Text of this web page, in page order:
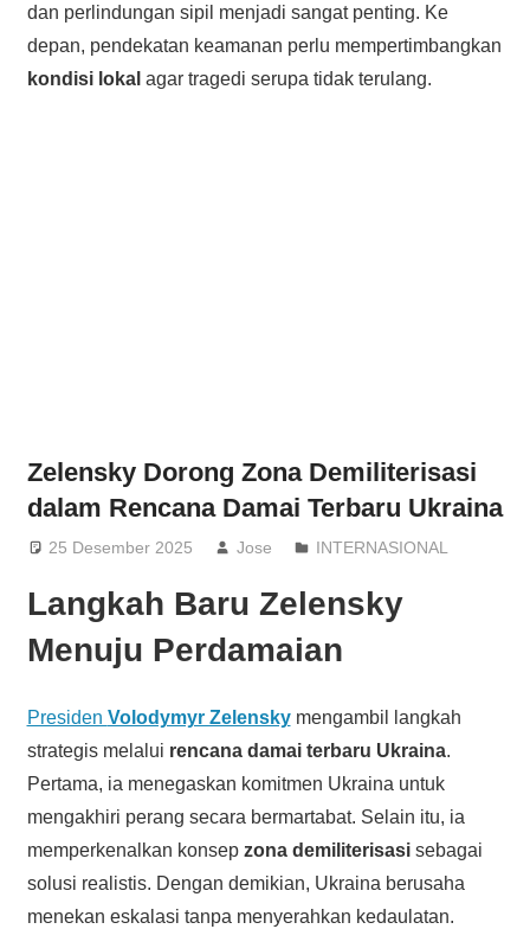
dan perlindungan sipil menjadi sangat penting. Ke
depan, pendekatan keamanan perlu mempertimbangkan
kondisi lokal agar tragedi serupa tidak terulang.
Zelensky Dorong Zona Demiliterisasi
dalam Rencana Damai Terbaru Ukraina
25 Desember 2025 Jose INTERNASIONAL
Langkah Baru Zelensky
Menuju Perdamaian
Presiden Volodymyr Zelenskymengambil langkah
strategis melalui rencana damai terbaru Ukraina.
Pertama, ia menegaskan komitmen Ukraina untuk
mengakhiri perang secara bermartabat. Selain itu, ia
memperkenalkan konsep zona demiliterisasisebagai
solusi realistis. Dengan demikian, Ukraina berusaha
menekan eskalasi tanpa menyerahkan kedaulatan.